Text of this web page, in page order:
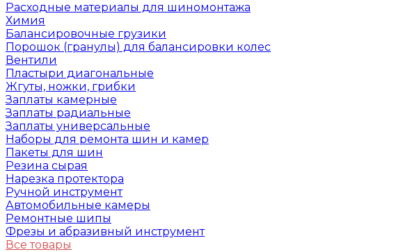
Расходные материалы для шиномонтажа
Химия
Балансировочные грузики
Порошок (гранулы) для балансировки колес
Вентили
Пластыри диагональные
Жгуты, ножки, грибки
Заплаты камерные
Заплаты радиальные
Заплаты универсальные
Наборы для ремонта шин и камер
Пакеты для шин
Резина сырая
Нарезка протектора
Ручной инструмент
Автомобильные камеры
Ремонтные шипы
Фрезы и абразивный инструмент
Все товары